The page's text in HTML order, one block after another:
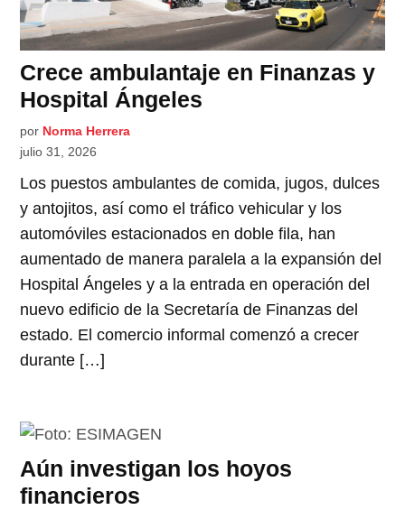
Crece ambulantaje en Finanzas y
Hospital Ángeles
por Norma Herrera
julio 31, 2026
Los puestos ambulantes de comida, jugos, dulces
y antojitos, así como el tráfico vehicular y los
automóviles estacionados en doble fila, han
aumentado de manera paralela a la expansión del
Hospital Ángeles y a la entrada en operación del
nuevo edificio de la Secretaría de Finanzas del
estado. El comercio informal comenzó a crecer
durante […]
Aún investigan los hoyos
financieros